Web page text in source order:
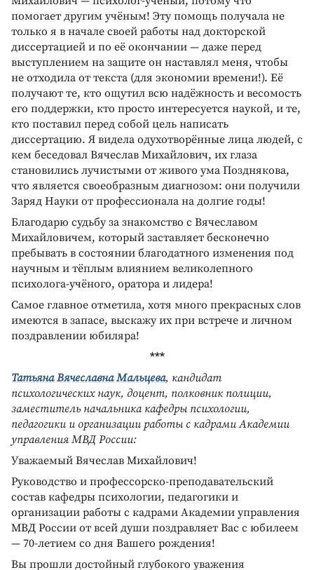
помогает другим учёным! Эту помощь получала не
только я в начале своей работы над докторской
диссертацией и по её окончании — даже перед
выступлением на защите он наставлял меня, чтобы
не отходила от текста (для экономии времени!). Её
получают те, кто ощутил всю надёжность и весомость
его поддержки, кто просто интересуется наукой, и те,
кто поставил перед собой цель написать
диссертацию. Я видела одухотворённые лица людей, с
кем беседовал Вячеслав Михайлович, их глаза
становились лучистыми от живого ума Позднякова,
что является своеобразным диагнозом: они получили
Заряд Науки от профессионала на долгие годы!
Благодарю судьбу за знакомство с Вячеславом
Михайловичем, который заставляет бесконечно
пребывать в состоянии благодатного изменения под
научным и тёплым влиянием великолепного
психолога-учёного, оратора и лидера!
Самое главное отметила, хотя много прекрасных слов
имеются в запасе, выскажу их при встрече и личном
поздравлении юбиляра!
***
Татьяна Вячеславна Мальцева, кандидат
психологических наук, доцент, полковник полиции,
заместитель начальника кафедры психологии,
педагогики и организации работы с кадрами Академии
управления МВД России:
Уважаемый Вячеслав Михайлович!
Руководство и профессорско-преподавательский
состав кафедры психологии, педагогики и
организации работы с кадрами Академии управления
МВД России от всей души поздравляет Вас с юбилеем
— 70-летием со дня Вашего рождения!
Вы прошли достойный глубокого уважения